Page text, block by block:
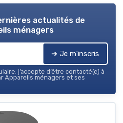
actualités de
ménagers
➔ Je m'inscris
j’accepte d’être contacté(e) à
Appareils ménagers et ses